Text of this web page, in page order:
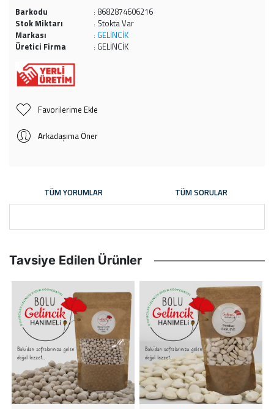
Barkodu : 8682874606216
Stok Miktarı
: Stokta Var
Markası
: GELİNCİK
Üretici Firma
: GELİNCİK
Favorilerime Ekle
Arkadaşıma Öner
TÜM YORUMLAR TÜM SORULAR
Tavsiye Edilen Ürünler